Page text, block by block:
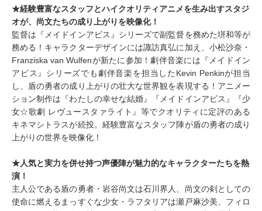
★経験豊富なスタッフとハイクオリティアニメを生み出すスタジ
オが、尚文たちの成り上がりを映像化！
監督は『メイドインアビス』シリーズで副監督を務めた垪和等が
務める！キャラクターデザインには諏訪真弘に加え、小松沙奈・
Franziska van Wulfenが新たに参加！劇伴音楽には『メイドイン
アビス』シリーズでも劇伴音楽を担当したKevin Penkinが担当
し、盾の勇者の成り上がりの壮大な世界観を表現する！アニメー
ション制作は『わたしの幸せな結婚』『メイドインアビス』『少
女☆歌劇 レヴュースタァライト』等でクオリティに定評のある
キネマシトラスが続投。経験豊富なスタッフ陣が盾の勇者の成り
上がりの世界を映像化！
★人気と実力を併せ持つ声優陣が魅力的なキャラクターたちを熱
演！
主人公である盾の勇者・岩谷尚文は石川界人、尚文の剣としての
使命に燃えるまっすぐな少女・ラフタリアは瀬戸麻沙美、フィロ